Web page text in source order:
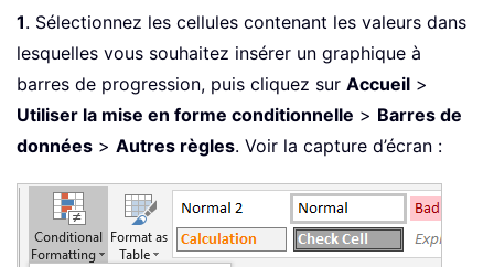
1. Sélectionnez les cellules contenant les valeurs dans
lesquelles vous souhaitez insérer un graphique à
barres de progression, puis cliquez sur Accueil >
Utiliser la mise en forme conditionnelle > Barres de
données > Autres règles. Voir la capture d’écran :